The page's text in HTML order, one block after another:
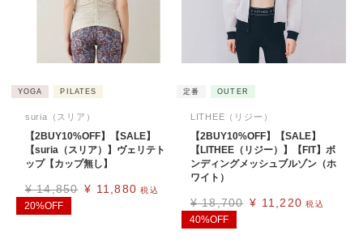
YOGA PILATES
suria（スリア）
【2BUY10%OFF】【SALE】
【suria（スリア）】ヴェリテト
ップ【カップ無し】
¥ 14,850 ¥ 11,880 税込
20%OFF
定番 OUTER
LITHEE（リジー）
【2BUY10%OFF】【SALE】
【LITHEE（リジー）】【FIT】ボ
ンディングメッシュブルゾン（ホ
ワイト）
¥ 18,700 ¥ 11,220 税込
40%OFF